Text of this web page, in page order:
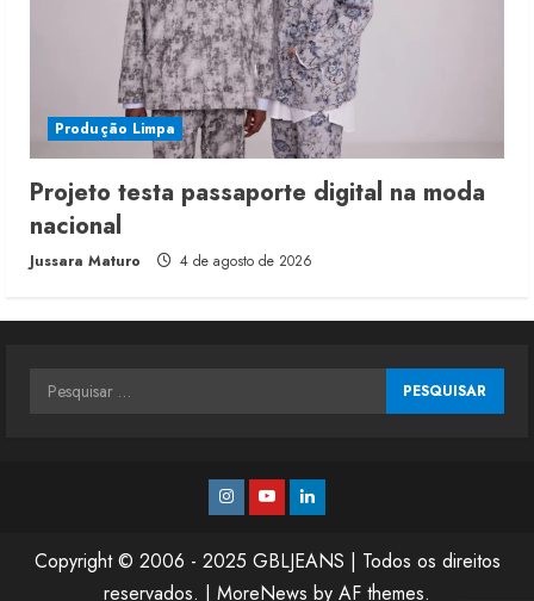
Produção Limpa
Projeto testa passaporte digital na moda
nacional
Jussara Maturo 4 de agosto de 2026
Pesquisar
Instagram
YoutubeLinkedin
Copyright © 2006 - 2025 GBLJEANS | Todos os direitos
reservados. | MoreNews by AF themes.